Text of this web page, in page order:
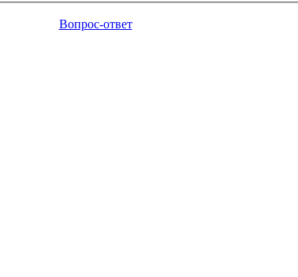
Вопрос-ответ